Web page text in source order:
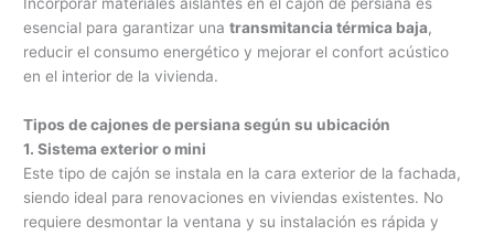
esencial para garantizar unatransmitancia térmica baja,
reducir el consumo energético y mejorar el confort acústico
en el interior de la vivienda.
Tipos de cajones de persiana según su ubicación
1. Sistema exterior o mini
Este tipo de cajón se instala en la cara exterior de la fachada,
siendo ideal para renovaciones en viviendas existentes. No
requiere desmontar la ventana y su instalación es rápida y